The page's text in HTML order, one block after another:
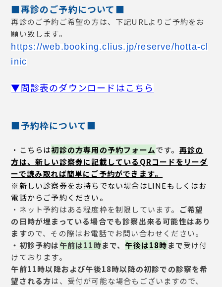
■再診のご予約について■
再診のご予約ご希望の方は、下記URLよりご予約をお
願い致します。
https://web.booking.clius.jp/reserve/hotta-cl
inic
▼問診表のダウンロードはこちら
■予約枠について■
・こちらは初診の方専用の予約フォームです。 再診の
方は、新しい診察券に記載しているQRコードをリーダ
ーで読み取れば簡単にご予約ができます。
※新しい診察券をお持ちでない場合はLINEもしくはお
電話からご予約ください。
・ネット予約はある程度枠を制限しています。
ご希望
の日時が埋まっている場合でも診察出来る可能性はあり
ますので、その際はお電話でお問い合わせください。
・初診予約は午前は11時まで、 午後は18時まで受け付
けております。
午前11時以降および午後18時以降の初診での診察を希
望される方は、受付が可能な場合もございますので、